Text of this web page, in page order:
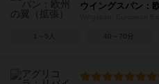
ウイングスパン：
1～5人 40～70分